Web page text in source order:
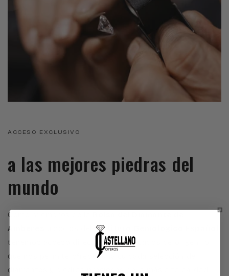
ACCESO EXCLUSIVO
a las mejores piedras del
mundo
Como miembros de la
Amberes
Instituto Gemológico Español
tenemos acceso directo a los mercados de origen, lo
que nos permite ofrecer una cuidada selección de
diamantes y piedras preciosas de la más alta calidad.